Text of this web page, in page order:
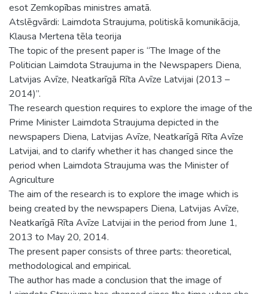
esot Zemkopības ministres amatā.
Atslēgvārdi: Laimdota Straujuma, politiskā komunikācija,
Klausa Mertena tēla teorija
The topic of the present paper is “The Image of the
Politician Laimdota Straujuma in the Newspapers Diena,
Latvijas Avīze, Neatkarīgā Rīta Avīze Latvijai (2013 –
2014)”.
The research question requires to explore the image of the
Prime Minister Laimdota Straujuma depicted in the
newspapers Diena, Latvijas Avīze, Neatkarīgā Rīta Avīze
Latvijai, and to clarify whether it has changed since the
period when Laimdota Straujuma was the Minister of
Agriculture
The aim of the research is to explore the image which is
being created by the newspapers Diena, Latvijas Avīze,
Neatkarīgā Rīta Avīze Latvijai in the period from June 1,
2013 to May 20, 2014.
The present paper consists of three parts: theoretical,
methodological and empirical.
The author has made a conclusion that the image of